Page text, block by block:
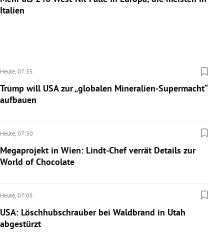
Italien
Heute, 07:35
Trump will USA zur „globalen Mineralien-Supermacht“
aufbauen
Heute, 07:30
Megaprojekt in Wien: Lindt-Chef verrät Details zur
World of Chocolate
Heute, 07:05
USA: Löschhubschrauber bei Waldbrand in Utah
abgestürzt